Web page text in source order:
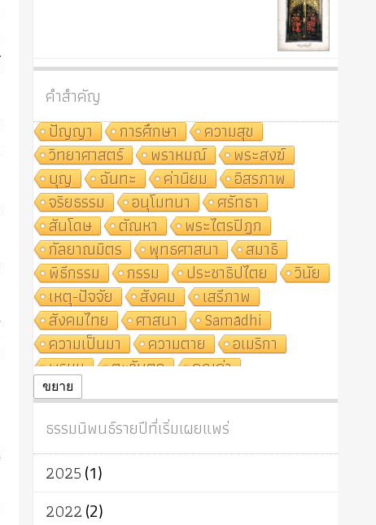
คำสำคัญ
ปัญญา
การศึกษา
ความสุข
วิทยาศาสตร์
พราหมณ์
พระสงฆ์
บุญ
ฉันทะ ค่านิยม
อิสรภาพ
จริยธรรม
อนุโมทนา
ศรัทธา
สันโดษ
ตัณหา
พระไตรปิฎก
กัลยาณมิตร
พุทธศาสนา
สมาธิ
พิธีกรรม
กรรม ประชาธิปไตย
วินัย
เหตุ-ปัจจัย
สังคม
เสรีภาพ
สังคมไทย
ศาสนา
Samādhi
ความเป็นมา
ความตาย
อเมริกา
พรหม
ตะวันตก
คุณค่า
ปฏิจจสมุปบาท
ศาสนาประจำชาติ
ผู้บริโภค
ธรรมาธิปไตย
การแยกรัฐกับศาสนา
ธรรมชาติ
เทคโนโลยี
พุทธบริษัท
ขยาย
ธรรมนิพนธ์รายปีที่เริ่มเผยแพร่
2025(1)
2022(2)